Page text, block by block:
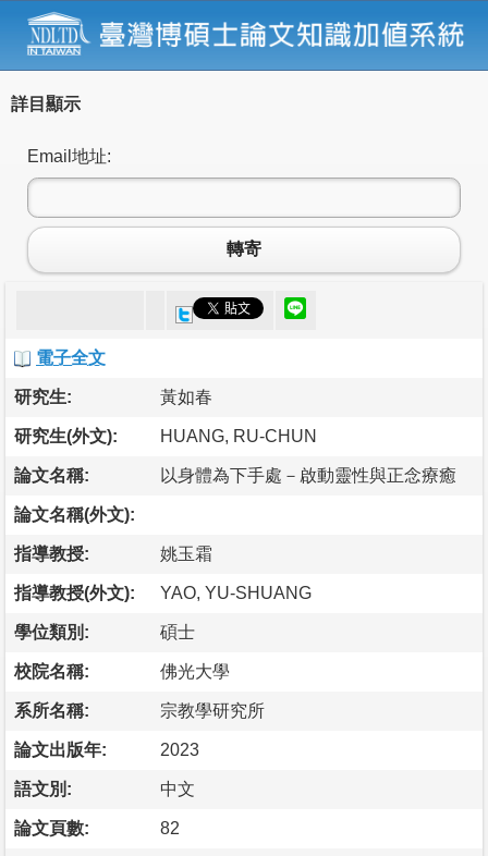
詳目顯示
Email地址:
轉寄
電子全文
研究生: 黃如春
研究生(外文): HUANG, RU-CHUN
論文名稱: 以身體為下手處－啟動靈性與正念療癒
論文名稱(外文):
指導教授: 姚玉霜
指導教授(外文): YAO, YU-SHUANG
學位類別: 碩士
校院名稱: 佛光大學
系所名稱: 宗教學研究所
論文出版年: 2023
語文別: 中文
論文頁數: 82